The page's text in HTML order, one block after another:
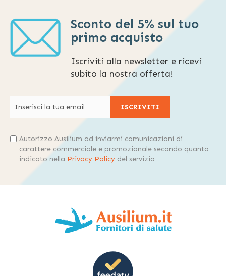
Sconto del 5% sul tuo
primo acquisto
Iscriviti alla newsletter e ricevi
subito la nostra offerta!
ISCRIVITI
Autorizzo Ausilium ad inviarmi comunicazioni di
carattere commerciale e promozionale secondo quanto
indicato nella Privacy Policy del servizio